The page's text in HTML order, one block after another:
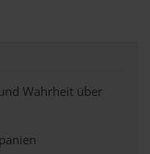
Wahrheit über